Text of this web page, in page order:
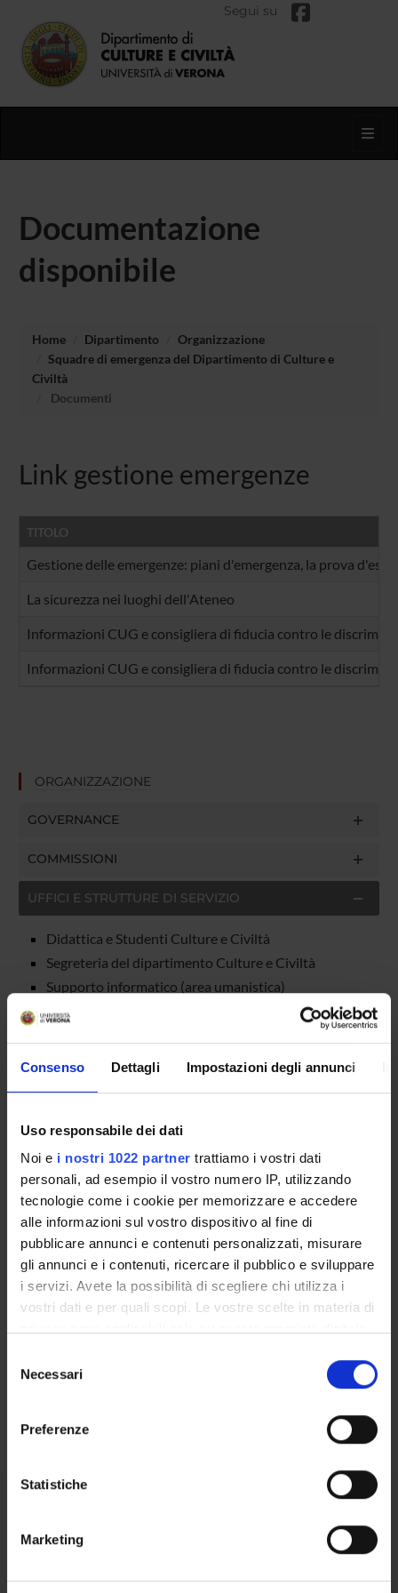
Consenso Dettagli Impostazioni degli annunci
Uso responsabile dei dati
Noi e i nostri 1022 partner trattiamo i vostri dati
personali, ad esempio il vostro numero IP, utilizzando
tecnologie come i cookie per memorizzare e accedere
alle informazioni sul vostro dispositivo al fine di
pubblicare annunci e contenuti personalizzati, misurare
gli annunci e i contenuti, ricercare il pubblico e sviluppare
i servizi. Avete la possibilità di scegliere chi utilizza i
vostri dati e per quali scopi. Le vostre scelte in materia di
modificare o revocare il proprio consenso in qualsiasi
momento dalla Dichiarazione sui cookie o facendo clic
raccogliere informazioni sulla tua posizione
geografica, con un'approssimazione di qualche
Identificare il tuo dispositivo, scansionandolo
delNecessari
Preferenze
Statistiche
Marketing
Segui su
Documentazione
disponibile
Home Dipartimento
Organizzazione
Squadre di emergenza del Dipartimento di Culture e
Civiltà
Documenti
Link gestione emergenze
TITOLO
Gestione delle emergenze: piani d'emergenza, la prova
La sicurezza nei luoghi dell'Ateneo
Informazioni CUG e consigliera di fiducia contro le
Informazioni CUG e consigliera di fiducia contro le
ORGANIZZAZIONE
GOVERNANCE
COMMISSIONI
UFFICI E STRUTTURE DI SERVIZIO
Didattica e Studenti Culture e Civiltà
Segreteria del dipartimento Culture e Civiltà
Supporto informatico (area umanistica)
Squadre di emergenza del Dipartimento di Culture
STRUTTURE DEL DIPARTIMENTO
BIBLIOTECHE
CENTRI
LABORATORI
Contatti
Persone
Calendario